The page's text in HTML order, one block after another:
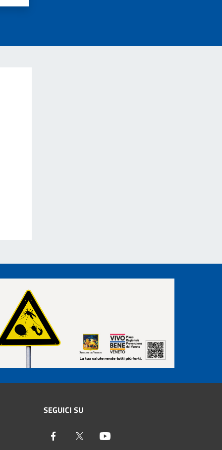
SEGUICI SU
Facebook Twitter